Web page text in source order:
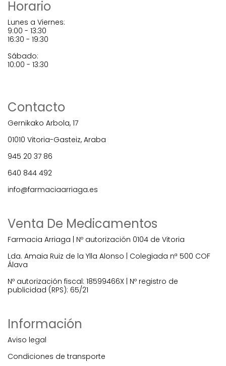
Horario
Lunes a Viernes:
9:00 - 13:30
16:30 - 19:30
Sábado:
10:00 - 13:30
Contacto
Gernikako Arbola, 17
01010 Vitoria-Gasteiz, Araba
945 20 37 86
640 844 492
info@farmaciaarriaga.es
Venta De Medicamentos
Farmacia Arriaga | Nº autorización 0104 de Vitoria
Lda. Amaia Ruiz de la Ylla Alonso | Colegiada nª 500 COF
Álava
Nº autorización fiscal: 18599466X | Nº registro de
publicidad (RPS): 65/21
Información
Aviso legal
Condiciones de transporte